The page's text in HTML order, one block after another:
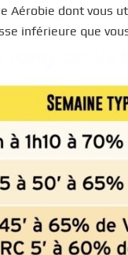
dont vous
inférieure que